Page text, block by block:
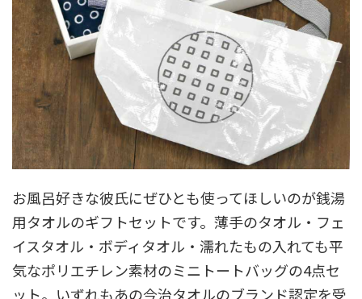
お風呂好きな彼氏にぜひとも使ってほしいのが銭湯
用タオルのギフトセットです。薄手のタオル・フェ
イスタオル・ボディタオル・濡れたもの入れても平
気なポリエチレン素材のミニトートバッグの4点セ
ット。いずれもあの今治タオルのブランド認定を受